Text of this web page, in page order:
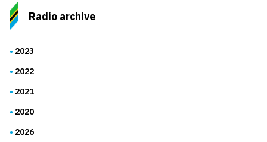
Radio archive
2023
2022
2021
2020
2026